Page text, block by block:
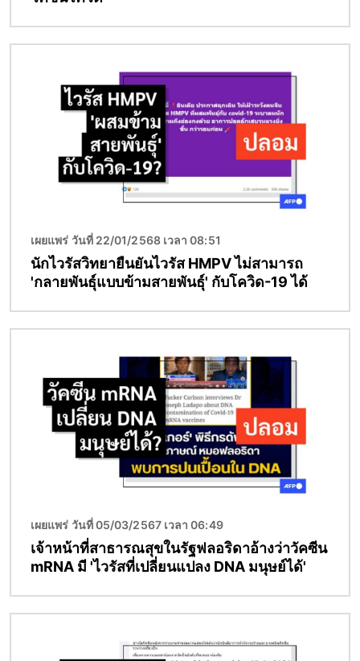
เผยแพร่ วันที่ 22/01/2568 เวลา 08:51
นักไวรัสวิทยายืนยันไวรัส HMPV ไม่สามารถ
'กลายพันธุ์แบบข้ามสายพันธุ์' กับโควิด-19 ได้
เผยแพร่ วันที่ 05/03/2567 เวลา 06:49
เจ้าหน้าที่สาธารณสุขในรัฐฟลอริดาอ้างว่าวัคซีน
mRNA มี 'ไวรัสที่เปลี่ยนแปลง DNA มนุษย์ได้'